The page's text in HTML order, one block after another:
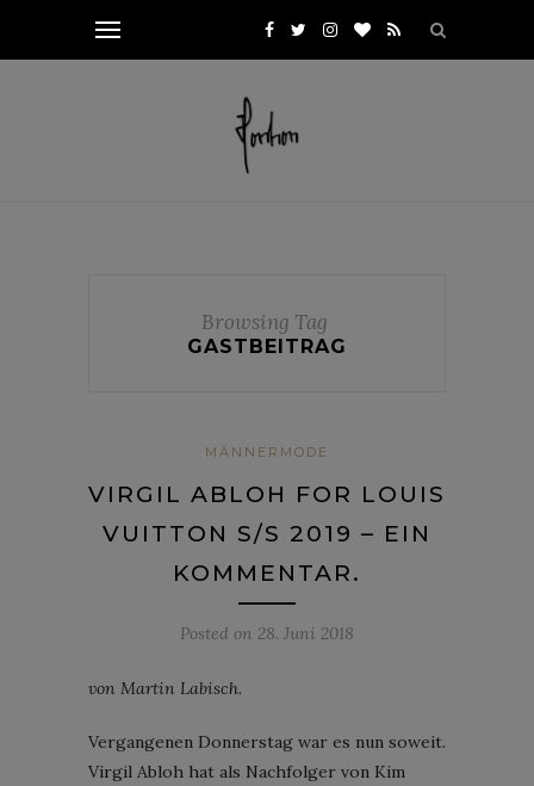
Browsing Tag
GASTBEITRAG
MÄNNERMODE
VIRGIL ABLOH FOR LOUIS
VUITTON S/S 2019 – EIN
KOMMENTAR.
Posted on 28. Juni 2018
von Martin Labisch.
Vergangenen Donnerstag war es nun soweit.
Virgil Abloh hat als Nachfolger von Kim